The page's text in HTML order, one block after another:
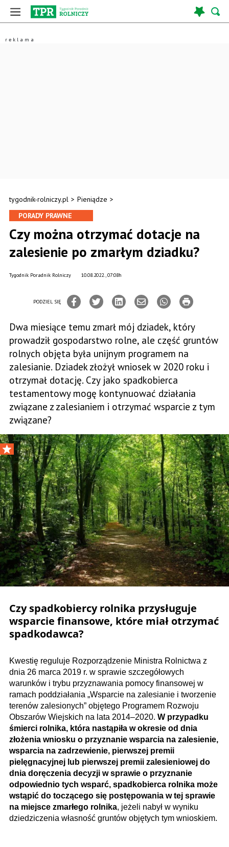
tygodnik-rolniczy.pl > Pieniądze >
PORADY PRAWNE
Czy można otrzymać dotacje na
zalesienie po zmarłym dziadku?
10.08.2022., 07:08h
Tygodnik Poradnik Rolniczy
PODZIEL SIĘ
Dwa miesiące temu zmarł mój dziadek, który
prowadził gospodarstwo rolne, ale część gruntów
rolnych objęta była unijnym programem na
zalesianie. Dziadek złożył wniosek w 2020 roku i
otrzymał dotację. Czy jako spadkobierca
testamentowy mogę kontynuować działania
związane z zalesianiem i otrzymać wsparcie z tym
związane?
Czy spadkobiercy rolnika przysługuje
wsparcie finansowe, które miał otrzymać
spadkodawca?
Kwestię reguluje Rozporządzenie Ministra Rolnictwa z
dnia 26 marca 2019 r. w sprawie szczegółowych
warunków i trybu przyznawania pomocy finansowej w
ramach poddziałania „Wsparcie na zalesianie i tworzenie
terenów zalesionych” objętego Programem Rozwoju
Obszarów Wiejskich na lata 2014–2020. W przypadku
śmierci rolnika, która nastąpiła w okresie od dnia
złożenia wnios­ku o przyznanie wsparcia na zalesienie,
wsparcia na zadrzewienie, pierwszej premii
pielęgnacyjnej lub pierwszej premii zalesieniowej do
dnia doręczenia decyzji w sprawie o przyznanie
odpowiednio tych wsparć, spadkobierca rolnika może
wstąpić do toczącego się postępowania w tej sprawie
na miejsce zmarłego rolnika, jeżeli nabył w wyniku
dziedziczenia własność gruntów objętych tym wnioskiem.